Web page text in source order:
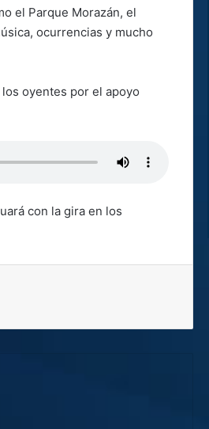
el Parque Morazán, el
ocurrencias y mucho
oyentes por el apoyo
con la gira en los